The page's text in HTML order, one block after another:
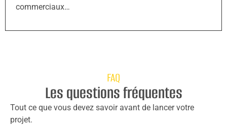
commerciaux…
FAQ
Les questions fréquentes
Tout ce que vous devez savoir avant de lancer votre
projet.